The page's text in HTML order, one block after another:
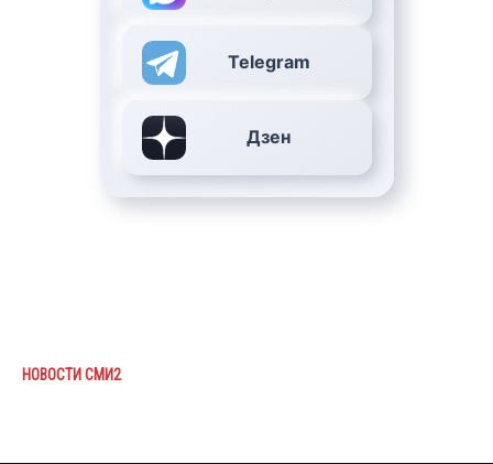
Telegram
Дзен
НОВОСТИ СМИ2